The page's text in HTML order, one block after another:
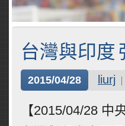
台灣與印度
2015/04/28 liurj
【2015/04/28 中